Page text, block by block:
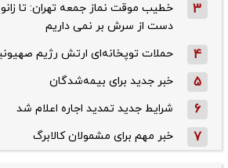
3
خطیب موقت نماز جمعه تهران: تا
دست از سرش بر نمی داریم
4 حملات توپخانه‌ای ارتش رژیم
5 خبر جدید برای بیمه‌شدگان
6 شرایط جدید تمدید اجاره اعلام شد
7 خبر مهم برای مشمولان کالابرگ